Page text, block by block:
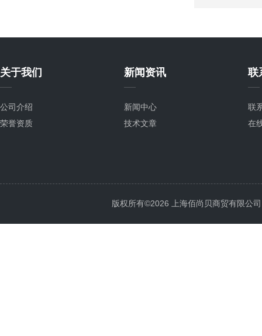
关于我们
公司介绍
荣誉资质
新闻资讯
新闻中心
技术文章
联
联
在
版权所有©2026 上海佰尚贝商贸有限公